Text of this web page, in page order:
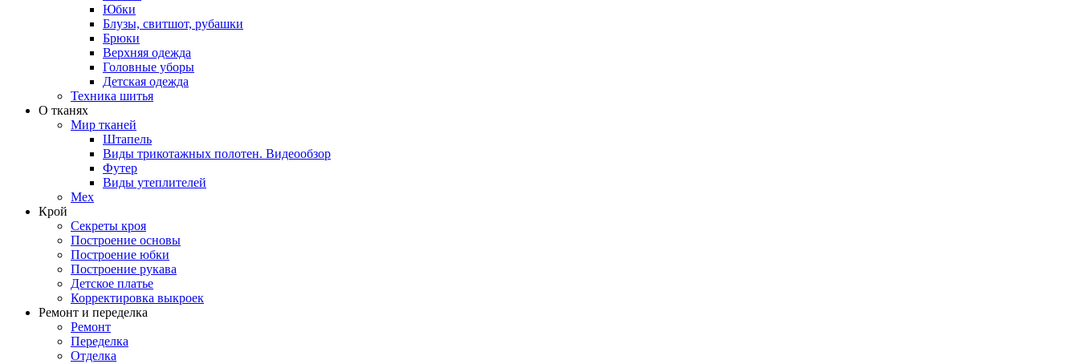
Юбки
Блузы, свитшот, рубашки
Брюки
Верхняя одежда
Головные уборы
Детская одежда
Техника шитья
О тканях
Мир тканей
Штапель
Виды трикотажных полотен. Видеообзор
Футер
Виды утеплителей
Мех
Крой
Секреты кроя
Построение основы
Построение юбки
Построение рукава
Детское платье
Корректировка выкроек
Ремонт и переделка
Ремонт
Переделка
Отделка